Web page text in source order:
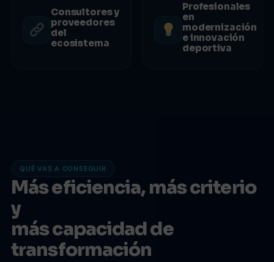
Consultores y
proveedores
del
ecosistema
Profesionales
en
modernización
e innovación
deportiva
QUÉ VAS A CONSEGUIR
Más eficiencia, más criterio
y
más capacidad de
transformación